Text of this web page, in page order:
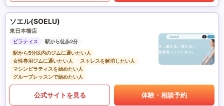
ソエル(SOELU)
東日本橋店
ピラティス
駅から徒歩2分
駅から5分以内のジムに通いたい人
女性専用ジムに通いたい人
ストレスを解消したい人
マシンピラティスを始めたい人
グループレッスンで始めたい人
公式サイトを見る 体験・相談予約